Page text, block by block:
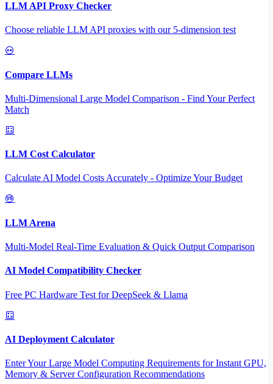
LLM API Proxy Checker
Choose reliable LLM API proxies with our 5-dimension test
Compare LLMs
Multi-Dimensional Large Model Comparison - Find Your Perfect
Match
LLM Cost Calculator
Calculate AI Model Costs Accurately - Optimize Your Budget
LLM Arena
Multi-Model Real-Time Evaluation & Quick Output Comparison
AI Model Compatibility Checker
Free PC Hardware Test for DeepSeek & Llama
AI Deployment Calculator
Enter Your Large Model Computing Requirements for Instant GPU,
Memory & Server Configuration Recommendations